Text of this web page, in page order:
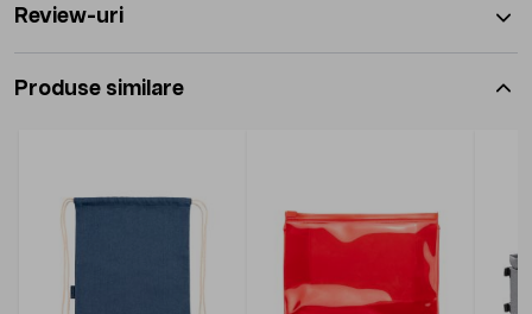
Review-uri
Produse similare